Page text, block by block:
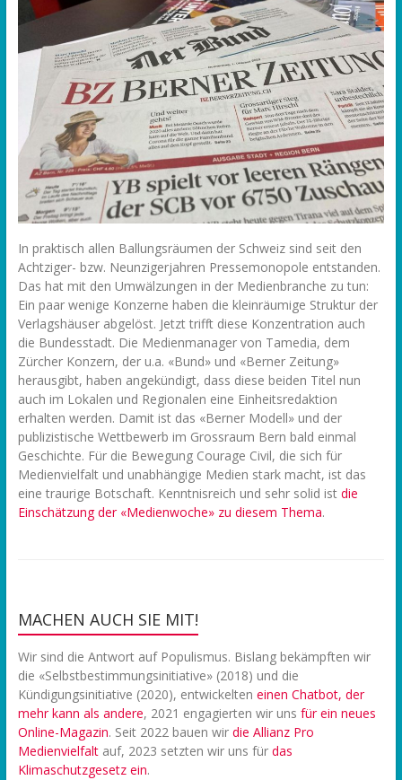
In praktisch allen Ballungsräumen der Schweiz sind seit den
Achtziger- bzw. Neunzigerjahren Pressemonopole entstanden.
Das hat mit den Umwälzungen in der Medienbranche zu tun:
Ein paar wenige Konzerne haben die kleinräumige Struktur der
Verlagshäuser abgelöst. Jetzt trifft diese Konzentration auch
die Bundesstadt. Die Medienmanager von Tamedia, dem
Zürcher Konzern, der u.a. «Bund» und «Berner Zeitung»
herausgibt, haben angekündigt, dass diese beiden Titel nun
auch im Lokalen und Regionalen eine Einheitsredaktion
erhalten werden. Damit ist das «Berner Modell» und der
publizistische Wettbewerb im Grossraum Bern bald einmal
Geschichte. Für die Bewegung Courage Civil, die sich für
Medienvielfalt und unabhängige Medien stark macht, ist das
eine traurige Botschaft. Kenntnisreich und sehr solid ist die
Einschätzung der «Medienwoche» zu diesem Thema.
MACHEN AUCH SIE MIT!
Wir sind die Antwort auf Populismus. Bislang bekämpften wir
die «Selbstbestimmungsinitiative» (2018) und die
Kündigungsinitiative (2020), entwickelten einen Chatbot, der
mehr kann als andere, 2021 engagierten wir uns für ein neues
Online-Magazin. Seit 2022 bauen wir die Allianz Pro
Medienvielfaltauf, 2023 setzten wir uns für das
Klimaschutzgesetz ein.